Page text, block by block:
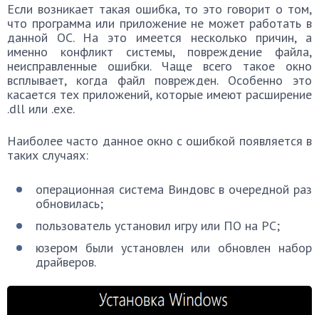
Если возникает такая ошибка, то это говорит о том,
что программа или приложение не может работать в
данной ОС. На это имеется несколько причин, а
именно конфликт системы, повреждение файла,
неисправленные ошибки. Чаще всего такое окно
всплывает, когда файл поврежден. Особенно это
касается тех приложений, которые имеют расширение
.dll или .exe.
Наиболее часто данное окно с ошибкой появляется в
таких случаях:
операционная система Виндовс в очередной раз
обновилась;
пользователь установил игру или ПО на РС;
юзером были установлен или обновлен набор
драйверов.